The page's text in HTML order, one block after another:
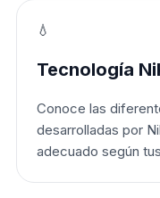
💧
Tecnología
Conoce las
desarrolladas por
adecuado según